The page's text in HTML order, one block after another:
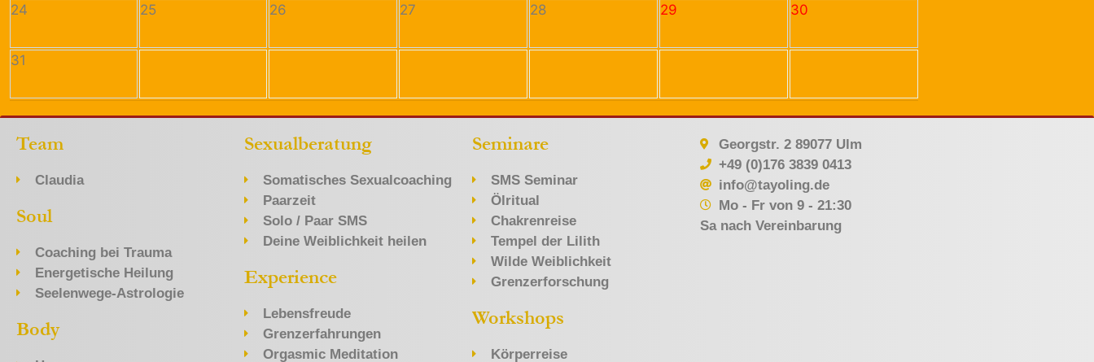
24 25 26 27 28 29 30
31
Team
Claudia
Soul
Coaching bei Trauma
Energetische Heilung
Seelenwege-Astrologie
Body
Sexualberatung
Somatisches Sexualcoaching
Paarzeit
Solo / Paar SMS
Deine Weiblichkeit heilen
Experience
Lebensfreude
Grenzerfahrungen
Orgasmic Meditation
Seminare
SMS Seminar
Ölritual
Chakrenreise
Tempel der Lilith
Wilde Weiblichkeit
Grenzerforschung
Workshops
Körperreise
Georgstr. 2 89077 Ulm
+49 (0)176 3839 0413
info@tayoling.de
Mo - Fr von 9 - 21:30
Sa nach Vereinbarung